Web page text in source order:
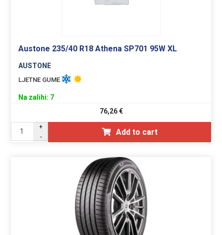
Austone 235/40 R18 Athena SP701 95W XL
AUSTONE
LJETNE GUME
Na zalihi: 7
76,26€
+
-
Add to cart